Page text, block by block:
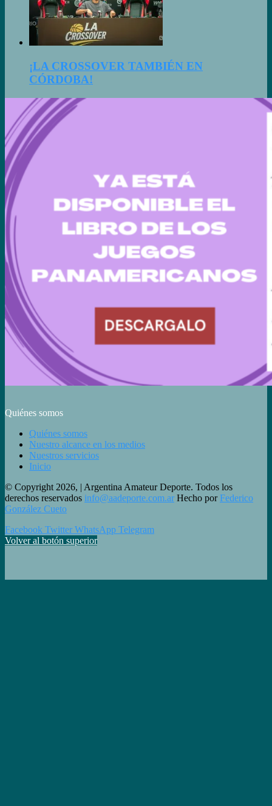
¡LA CROSSOVER TAMBIÉN EN
CÓRDOBA!
Quiénes somos
Quiénes somos
Nuestro alcance en los medios
Nuestros servicios
Inicio
© Copyright 2026, | Argentina Amateur Deporte. Todos los
derechos reservados info@aadeporte.com.ar Hecho por Federico
González Cueto
Facebook Twitter WhatsApp Telegram
Volver al botón superior